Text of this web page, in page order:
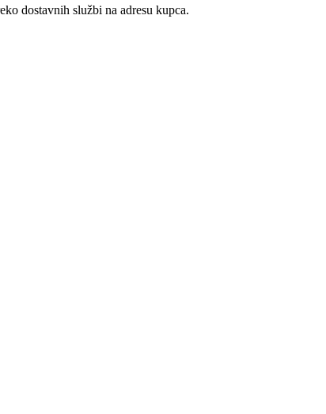
dostavnih službi na adresu kupca.